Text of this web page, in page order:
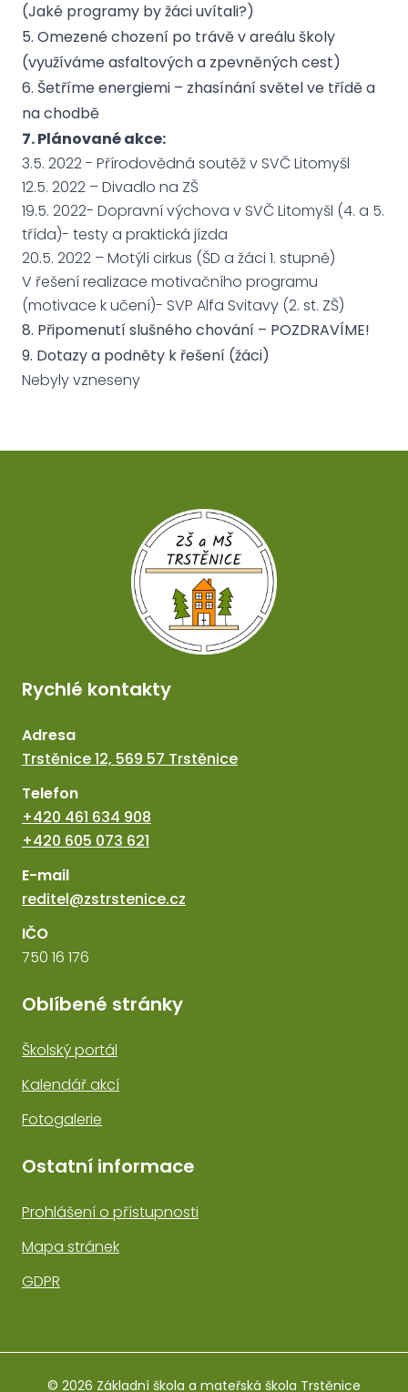
(Jaké programy by žáci uvítali?)
5. Omezené chození po trávě v areálu školy
(využíváme asfaltových a zpevněných cest)
6. Šetříme energiemi – zhasínání světel ve třídě a
na chodbě
7. Plánované akce:
3.5. 2022 - Přírodovědná soutěž v SVČ Litomyšl
12.5. 2022 – Divadlo na ZŠ
19.5. 2022- Dopravní výchova v SVČ Litomyšl (4. a 5.
třída)- testy a praktická jízda
20.5. 2022 – Motýlí cirkus (ŠD a žáci 1. stupně)
V řešení realizace motivačního programu
(motivace k učení)- SVP Alfa Svitavy (2. st. ZŠ)
8. Připomenutí slušného chování – POZDRAVÍME!
9. Dotazy a podněty k řešení (žáci)
Nebyly vzneseny
Rychlé kontakty
Adresa
Trstěnice 12, 569 57 Trstěnice
Telefon
+420 461 634 908
+420 605 073 621
E-mail
reditel@zstrstenice.cz
IČO
750 16 176
Oblíbené stránky
Školský portál
Kalendář akcí
Fotogalerie
Ostatní informace
Prohlášení o přístupnosti
Mapa stránek
GDPR
© 2026 Základní škola a mateřská škola Trstěnice